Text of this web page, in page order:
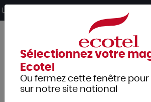
Livraison offerte dès 249€ HT d’achat et
Sélectionnez votre
Ecotel
Ou fermez cette fenêtre
sur notre site national
Panneau de gestion des cookies